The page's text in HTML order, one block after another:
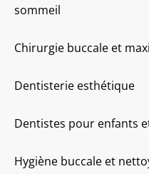
sommeil
Chirurgie buccale et
Dentisterie esthétique
Dentistes pour enfants
Hygiène buccale et